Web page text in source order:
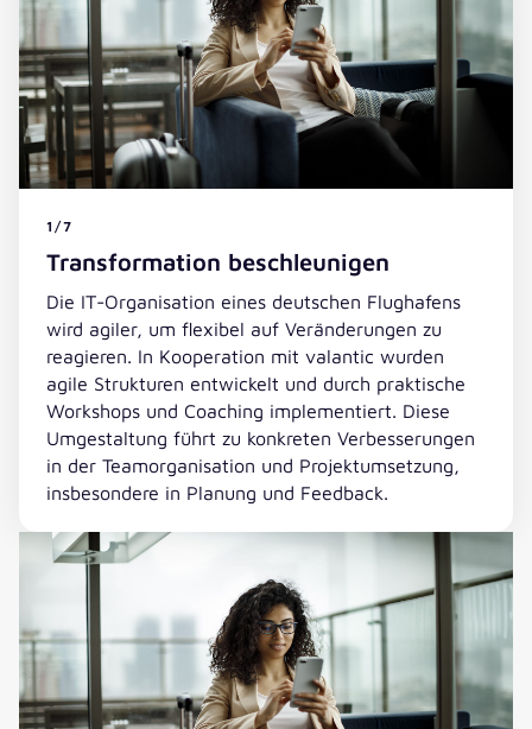
1/7
Transformation beschleunigen
Die IT-Organisation eines deutschen Flughafens
wird agiler, um flexibel auf Veränderungen zu
reagieren. In Kooperation mit valantic wurden
agile Strukturen entwickelt und durch praktische
Workshops und Coaching implementiert. Diese
Umgestaltung führt zu konkreten Verbesserungen
in der Teamorganisation und Projektumsetzung,
insbesondere in Planung und Feedback.